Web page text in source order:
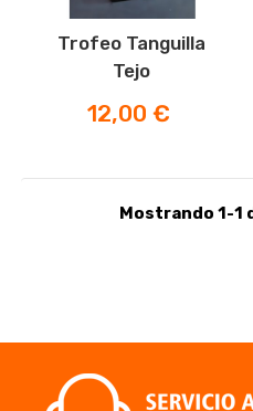
Trofeo Tanguilla
Tejo
Precio
12,00 €
Mostrando 1-1